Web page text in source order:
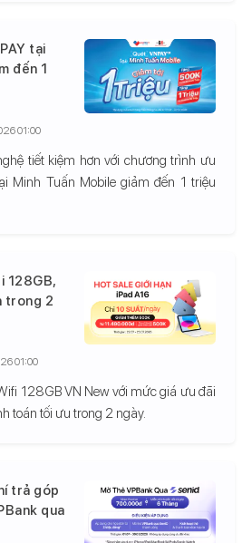
tại
đến 1
tiết kiệm hơn với chương trình ưu
Minh Tuấn Mobile giảm đến 1 triệu
01:00
128GB,
trong 2
128GB VN New với mức giá ưu đãi
toán tối ưu trong 2 ngày.
01:00
trả góp
qua